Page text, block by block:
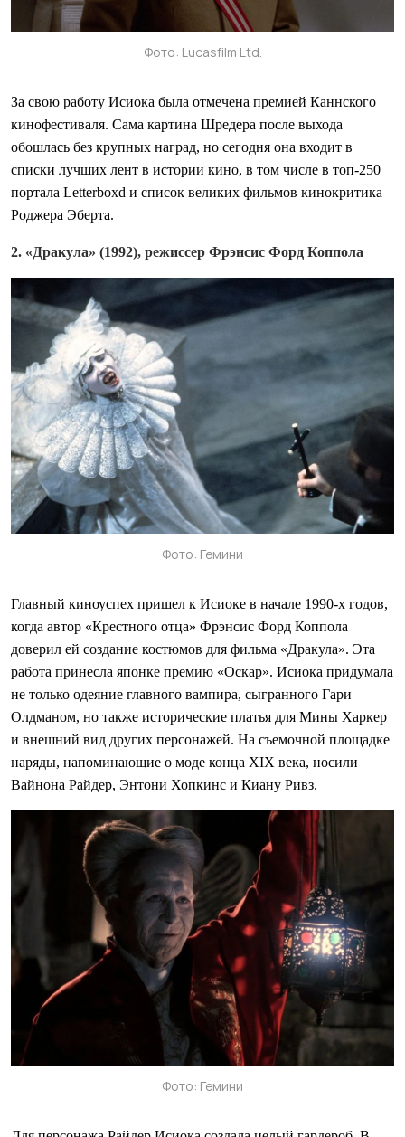
Фото: Lucasfilm Ltd.
За свою работу Исиока была отмечена премией Каннского
кинофестиваля. Сама картина Шредера после выхода
обошлась без крупных наград, но сегодня она входит в
списки лучших лент в истории кино, в том числе в топ-250
портала Letterboxd и список великих фильмов кинокритика
Роджера Эберта.
2. «Дракула» (1992), режиссер Фрэнсис Форд Коппола
Фото: Гемини
Главный киноуспех пришел к Исиоке в начале 1990-х годов,
когда автор «Крестного отца» Фрэнсис Форд Коппола
доверил ей создание костюмов для фильма «Дракула». Эта
работа принесла японке премию «Оскар». Исиока придумала
не только одеяние главного вампира, сыгранного Гари
Олдманом, но также исторические платья для Мины Харкер
и внешний вид других персонажей. На съемочной площадке
наряды, напоминающие о моде конца XIX века, носили
Вайнона Райдер, Энтони Хопкинс и Киану Ривз.
Фото: Гемини